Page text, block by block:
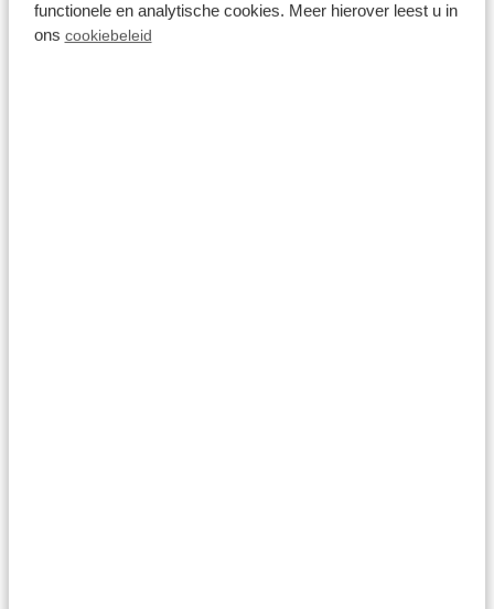
functionele en analytische cookies. Meer hierover leest u in
ons cookiebeleid
Fr 4. Dezember - Mo 7. Dezember